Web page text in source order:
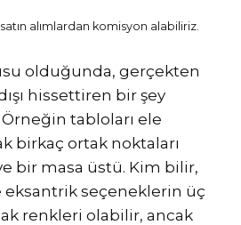
alımlardan komisyon alabiliriz.
olduğunda, gerçekten
hissettiren bir şey
tabloları ele
birkaç ortak noktaları
bir masa üstü. Kim bilir,
eksantrik seçeneklerin üç
renkleri olabilir, ancak